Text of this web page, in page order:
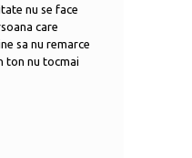
nu se face
care
sa nu remarce
ton nu tocmai